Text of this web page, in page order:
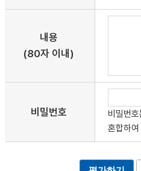
내용
(80자 이내)
비밀번호
비밀번
혼합하